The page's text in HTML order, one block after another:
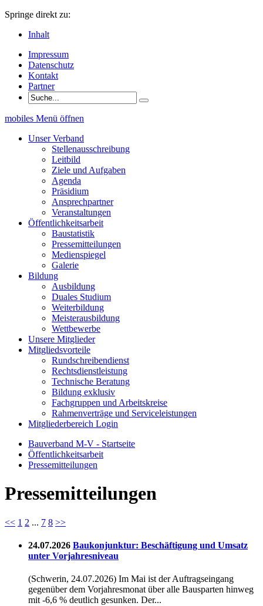
Springe direkt zu:
Inhalt
Impressum
Datenschutz
Kontakt
Partner
mobiles Menü öffnen
Unser Verband
Stellenausschreibung
Leitbild
Ziele und Aufgaben
Agenda
Präsidium
Ansprechpartner
Veranstaltungen
Öffentlichkeitsarbeit
Baustatistik
Pressemitteilungen
Medienspiegel
Galerie
Bildung
Ausbildung
Duales Studium
Weiterbildung
Meisterausbildung
Wettbewerbe
Unsere Mitglieder
Mitgliedsvorteile
Rundschreibendienst
Rechtsdienstleistung
Technische Beratung
Bildung exklusiv
Fachgruppen und Arbeitskreise
Rahmenverträge und Serviceleistungen
Mitgliederbereich Login
Bauverband M-V - Startseite
Öffentlichkeitsarbeit
Pressemitteilungen
Presse­mit­teilungen
<< 1 2 ... 7 8 >>
24.07.2026 Baukonjunktur: Beschäftigung und Umsatz
unter Vorjahresniveau
(Schwerin, 24.07.2026) Im Mai ist der Auftragseingang
gegenüber dem Vorjahresmonat über alle Bausparten hinweg
mit -6,6 % deutlich gesunken. Der...